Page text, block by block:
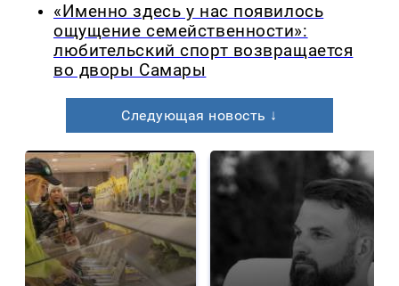
«Именно здесь у нас появилось
ощущение семейственности»:
любительский спорт возвращается
во дворы Самары
Следующая новость ↓